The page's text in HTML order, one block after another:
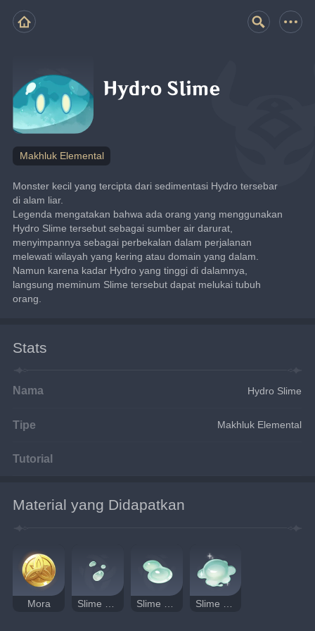
Hydro Slime
Makhluk Elemental
Monster kecil yang tercipta dari sedimentasi Hydro tersebar
di alam liar.
Legenda mengatakan bahwa ada orang yang menggunakan
Hydro Slime tersebut sebagai sumber air darurat,
menyimpannya sebagai perbekalan dalam perjalanan
melewati wilayah yang kering atau domain yang dalam.
Namun karena kadar Hydro yang tinggi di dalamnya,
langsung meminum Slime tersebut dapat melukai tubuh
orang.
Stats
Nama Hydro Slime
Tipe Makhluk Elemental
Tutorial
Material yang Didapatkan
Mora Slime Condensate Slime Secretions Slime Concentrate